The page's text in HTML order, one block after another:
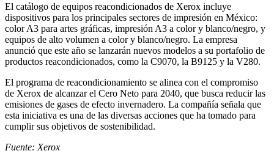
El catálogo de equipos reacondicionados de Xerox incluye
dispositivos para los principales sectores de impresión en México:
color A3 para artes gráficas, impresión A3 a color y blanco/negro, y
equipos de alto volumen a color y blanco/negro. La empresa
anunció que este año se lanzarán nuevos modelos a su portafolio de
productos reacondicionados, como la C9070, la B9125 y la V280.
El programa de reacondicionamiento se alinea con el compromiso
de Xerox de alcanzar el Cero Neto para 2040, que busca reducir las
emisiones de gases de efecto invernadero. La compañía señala que
esta iniciativa es una de las diversas acciones que ha tomado para
cumplir sus objetivos de sostenibilidad.
Fuente: Xerox